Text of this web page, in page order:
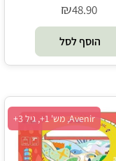
₪48.90
הוסף לסל
Avenir, מש' 1+, גיל 3+